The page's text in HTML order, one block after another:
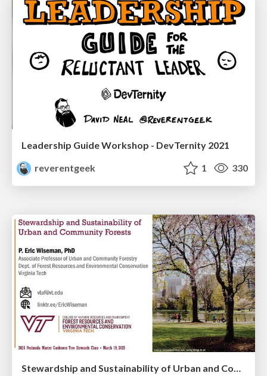
Leadership Guide Workshop - DevTernity 2021
reverentgeek
1 330
Stewardship and Sustainability of Urban and Community Forests